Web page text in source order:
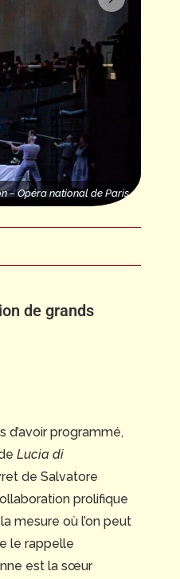
– Opéra national de Paris
de grands
d’avoir programmé,
Lucia di
de Salvatore
prolifique
mesure où l’on peut
le rappelle
est la sœur